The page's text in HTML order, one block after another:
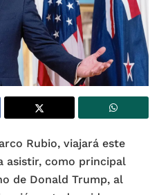
Rubio, viajará este
asistir, como principal
de Donald Trump, al